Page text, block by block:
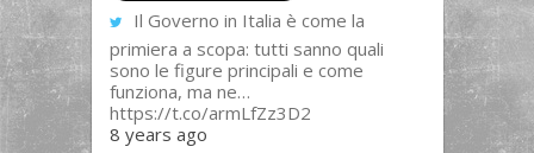
Il Governo in Italia è come la
primiera a scopa: tutti sanno quali
sono le figure principali e come
funziona, ma ne…
https://t.co/armLfZz3D2
8 years ago